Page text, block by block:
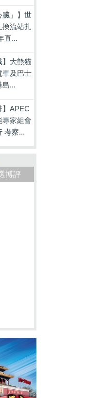
臟」】世
換流站扎
直...
】大熊貓
車及巴士
島...
】APEC
專家組會
考察...
博評